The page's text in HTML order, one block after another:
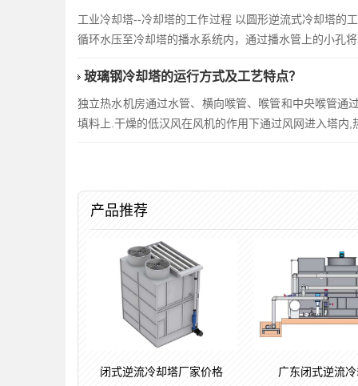
工业冷却塔--冷却塔的工作过程 以圆形逆流式冷却塔的
循环水压至冷却塔的播水系统内，通过播水管上的小孔
玻璃钢冷却塔的运行方式及工艺特点？
独立热水机房通过水管、横向喉管、喉管和中央喉管通
填料上.干燥的低汉风在风机的作用下通过风网进入塔内
产品推荐
闭式逆流冷却塔厂家价格 广东闭式逆流